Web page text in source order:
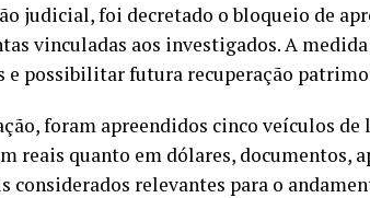
judicial, foi decretado o bloqueio de
vinculadas aos investigados. A
e possibilitar futura recuperação
foram apreendidos cinco veículos
reais quanto em dólares, documentos,
considerados relevantes para o